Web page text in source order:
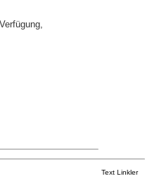
Text Linkler